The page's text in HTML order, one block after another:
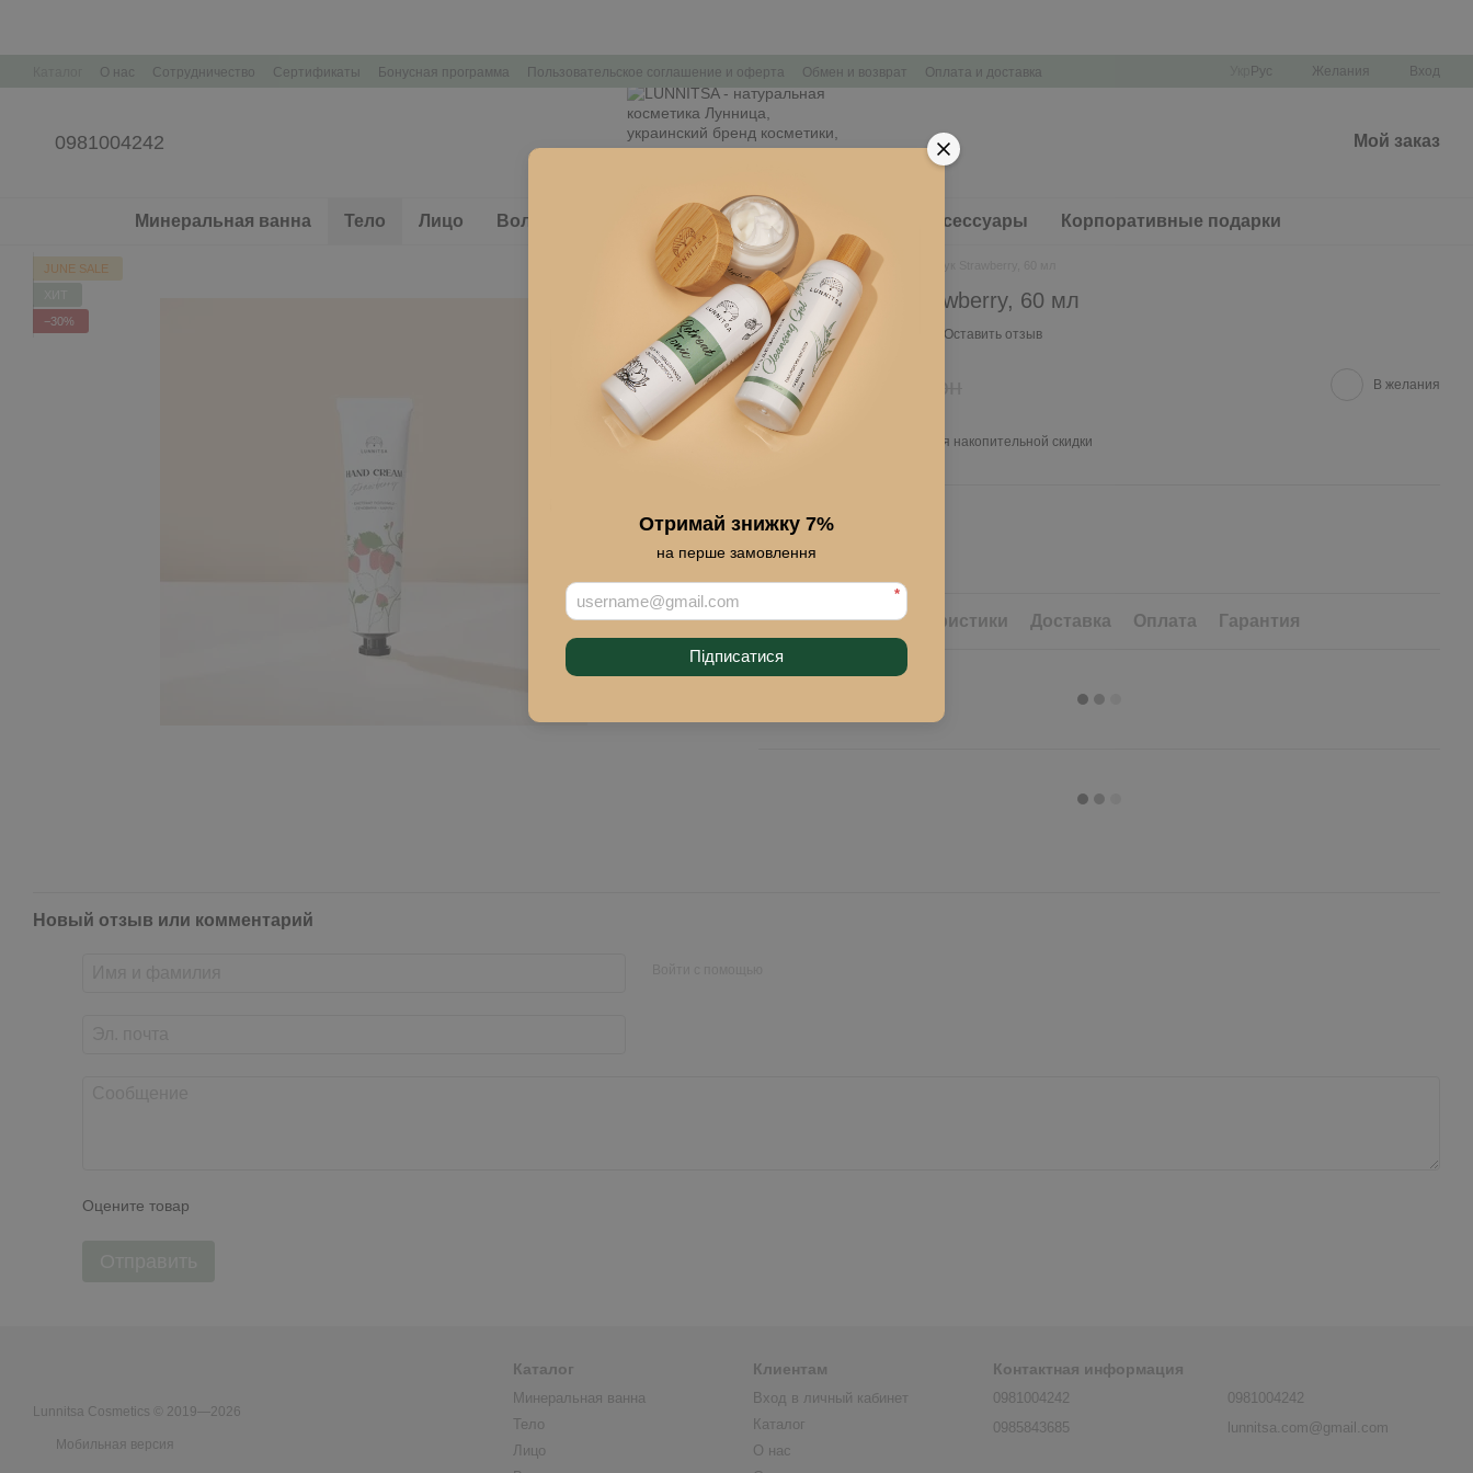
Отримай знижку 7%
на перше замовлення
*
Підписатися
О нас Сотрудничество Сертификаты Бонусная программа Пользовательское соглашение и оферта Обмен и возврат
Оплата и доставка
Рус Желания Вход
0981004242 Мой заказ
Минеральная ванна Тело Лицо Волосы Здоровье Наборы косметики Аксессуары Корпоративные подарки
JUNE SALE
−30%
Главная Тело Крем для рук Strawberry, 60 мл
Крем для рук Strawberry, 60 мл
В наличии Артикул: L361 Оставить отзыв
151 грн В желания
% для отображения накопительной скидки
Купить
Описание Характеристики Доставка Оплата Гарантия
Новый отзыв или комментарий
Оцените товар
Lunnitsa Cosmetics © 2019—2026
Мобильная версия
Каталог
Минеральная ванна
Тело
Лицо
Клиентам
Вход в личный кабинет
Каталог
О нас
Контактная информация
0981004242
0985843685
0981004242
lunnitsa.com@gmail.com